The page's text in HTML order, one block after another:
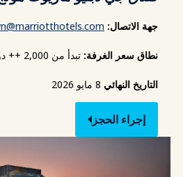
جهة الاتصال:
نطاق سعر الغرفة: تبدأ من 2,000 ++ دولار هونج كونج
التاريخ النهائي
إجراء الحجز